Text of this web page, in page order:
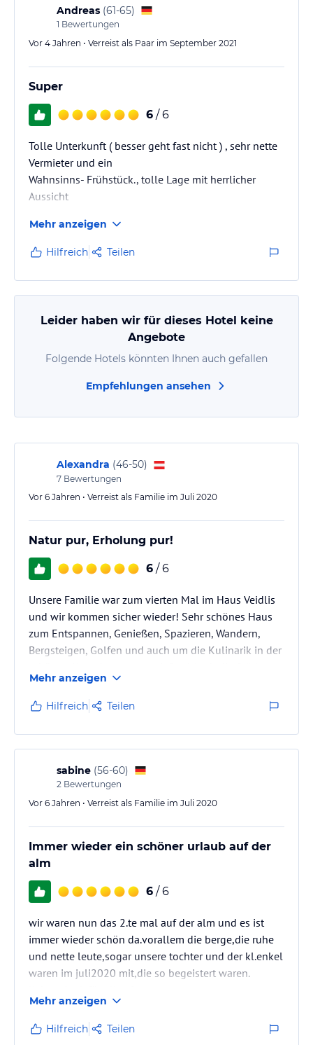
Andreas (61-65)
1 Bewertungen
Vor 4 Jahren • Verreist als Paar im September 2021
Super
6 / 6
Tolle Unterkunft ( besser geht fast nicht ) , sehr nette
Vermieter und ein
Wahnsinns- Frühstück., tolle Lage mit herrlicher
Aussicht
Mehr anzeigen
Hilfreich Teilen
Leider haben wir für dieses Hotel keine
Angebote
Folgende Hotels könnten Ihnen auch gefallen
Empfehlungen ansehen
Alexandra (46-50)
7 Bewertungen
Vor 6 Jahren • Verreist als Familie im Juli 2020
Natur pur, Erholung pur!
6 / 6
Unsere Familie war zum vierten Mal im Haus Veidlis
und wir kommen sicher wieder! Sehr schönes Haus
zum Entspannen, Genießen, Spazieren, Wandern,
Bergsteigen, Golfen und auch um die Kulinarik in der
Lienz und Matrei sind nahe und einen Ausflug wert!
Das zu Fuß erreichbare Restaurant Alzenbrunn
unbedingt besuchen! Im schönen Verkaufsraum des
Haus Veidlis findet man handgemachte Schätze der
Gastgeber aus Hölzern der Region zum
Mitheimnehmen. Ein echter Geheimtipp!
Mehr anzeigen
Hilfreich Teilen
sabine (56-60)
2 Bewertungen
Vor 6 Jahren • Verreist als Familie im Juli 2020
Immer wieder ein schöner urlaub auf der
alm
6 / 6
wir waren nun das 2.te mal auf der alm und es ist
immer wieder schön da.vorallem die berge,die ruhe
und nette leute,sogar unsere tochter und der kl.enkel
waren im juli2020 mit,die so begeistert waren.
und hoffen auf ein wiedersehen
Mehr anzeigen
Hilfreich Teilen